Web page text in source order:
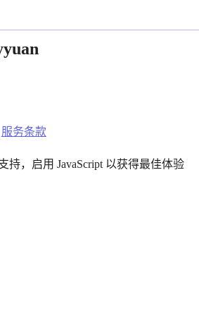
服务条款
持，启用 JavaScript 以获得最佳体验